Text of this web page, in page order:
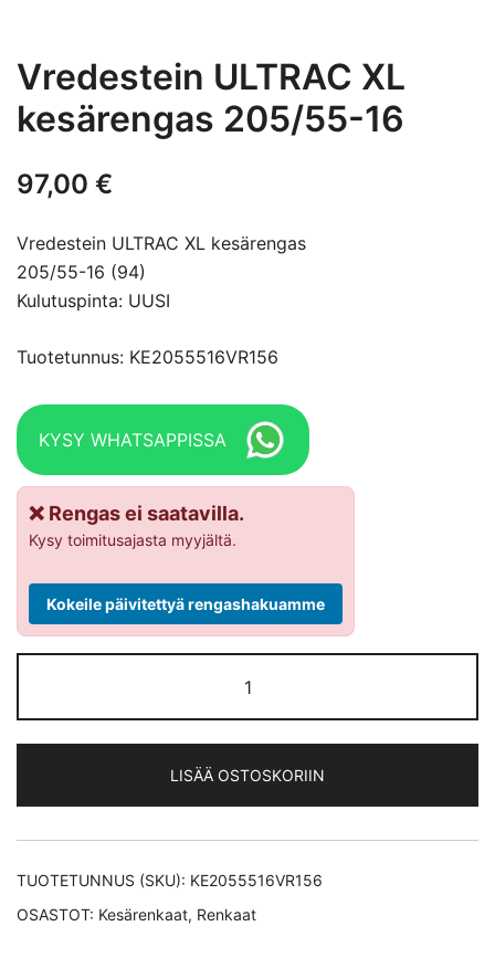
Vredestein ULTRAC XL
kesärengas 205/55-16
97,00 €
Vredestein ULTRAC XL kesärengas
205/55-16 (94)
Kulutuspinta: UUSI
Tuotetunnus: KE2055516VR156
KYSY WHATSAPPISSA
❌ Rengas ei saatavilla.
Kysy toimitusajasta myyjältä.
Kokeile päivitettyä rengashakuamme
ULTRAC XL
kesärengas
16
määrä
LISÄÄ OSTOSKORIIN
TUOTETUNNUS (SKU): KE2055516VR156
OSASTOT: Kesärenkaat, Renkaat